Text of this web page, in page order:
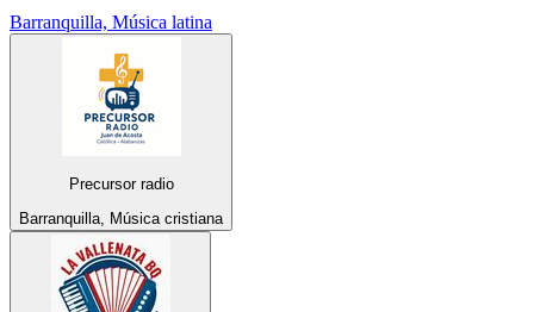
Barranquilla, Música latina
Precursor radio
Barranquilla, Música cristiana